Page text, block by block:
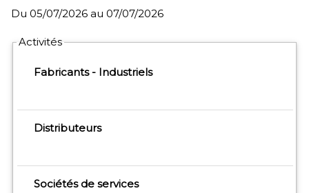
Du 05/07/2026 au 07/07/2026
Activités
Fabricants - Industriels
Distributeurs
Sociétés de services